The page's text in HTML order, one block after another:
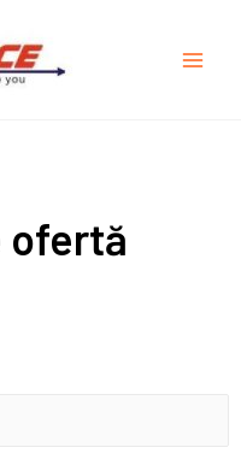
ofertă